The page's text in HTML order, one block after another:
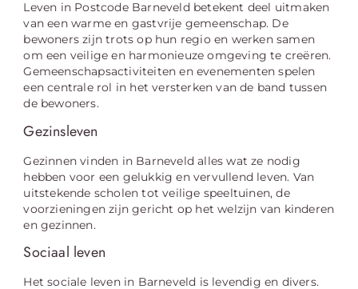
Leven in Postcode Barneveld betekent deel uitmaken
van een warme en gastvrije gemeenschap. De
bewoners zijn trots op hun regio en werken samen
om een veilige en harmonieuze omgeving te creëren.
Gemeenschapsactiviteiten en evenementen spelen
een centrale rol in het versterken van de band tussen
de bewoners.
Gezinsleven
Gezinnen vinden in Barneveld alles wat ze nodig
hebben voor een gelukkig en vervullend leven. Van
uitstekende scholen tot veilige speeltuinen, de
voorzieningen zijn gericht op het welzijn van kinderen
en gezinnen.
Sociaal leven
Het sociale leven in Barneveld is levendig en divers.